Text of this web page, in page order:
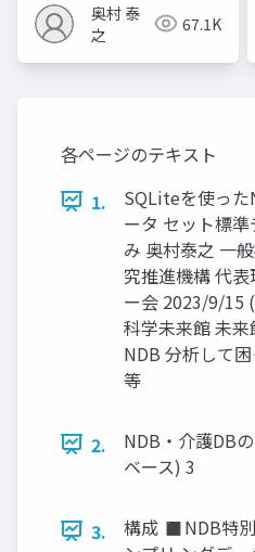
奥村 泰
之
67.1K
各ページのテキスト
1.
SQLiteを使っ
ータ セット標
み 奥村泰之 一
究推進機構 代
ー会 2023/9/15
科学未来館 未
NDB 分析して
等
2.
NDB・介護DB
ベース) 3
3.
構成 ◼NDB特